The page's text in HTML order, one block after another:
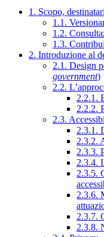
1. Scopo,
1.1.
1.2.
1.3.
2. Introduzione al
2.1. Design
government)
2.2.
2.2.1.
2.2.2.
2.3.
2.3.1.
2.3.2.
2.3.3.
2.3.4.
2.3.5.
2.3.6.
2.3.7.
2.3.8.